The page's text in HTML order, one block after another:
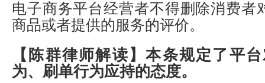
电子商务平台经营者不得删除消费者
商品或者提供的服务的评价。
【陈群律师解读】本条规定了平
为、刷单行为应持的态度。